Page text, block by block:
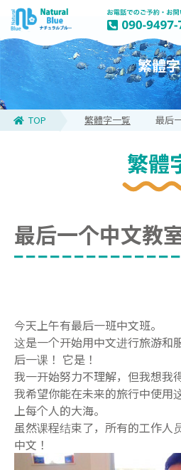
繁體字
TOP 繁體字一覧 最后
繁體
最后一个中文教
今天上午有最后一班中文班。
这是一个开始用中文进行旅游和
后一课！ 它是！
我一开始努力不理解，但我想我
我希望你能在未来的旅行中使用
上每个人的大海。
虽然课程结束了，所有的工作人
中文！